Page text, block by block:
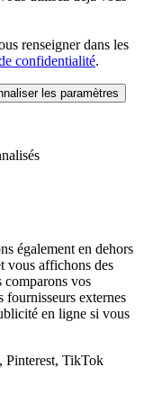
renseigner dans les
confidentialité.
les paramètres
également en dehors
vous affichons des
comparons vos
fournisseurs externes
en ligne si vous
TikTok